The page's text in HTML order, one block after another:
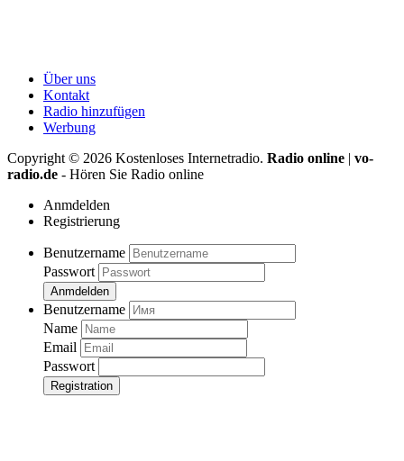
Über uns
Kontakt
Radio hinzufügen
Werbung
Copyright © 2026 Kostenloses Internetradio. Radio online | vo-
radio.de - Hören Sie Radio online
Anmdelden
Registrierung
Benutzername
Passwort
Anmdelden
Benutzername
Name
Email
Passwort
Registration